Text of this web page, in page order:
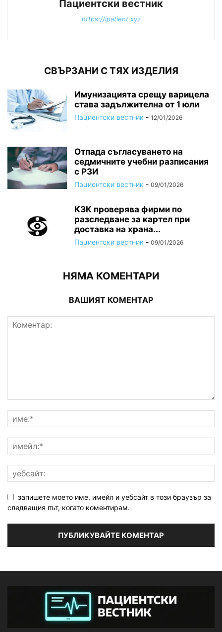
Пациентски вестник
https://ipatient.xyz
СВЪРЗАНИ С ТЯХ ИЗДЕЛИЯ
Имунизацията срещу варицела
става задължителна от 1 юли
Пациентски вестник - 12/01/2026
Отпада съгласуването на
седмичните учебни разписания
с РЗИ
Пациентски вестник - 09/01/2026
КЗК проверява фирми по
разследване за картел при
доставка на храна...
Пациентски вестник - 09/01/2026
НЯМА КОМЕНТАРИ
ВАШИЯТ КОМЕНТАР
запишете моето име, имейл и уебсайт в този браузър за
следващия път, когато коментирам.